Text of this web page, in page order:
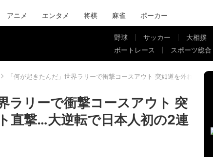
アニメ エンタメ 将棋 麻雀 ポーカー
野球 サッカー 大相撲
ボートレース
スポーツ総合
「何が起きたんだ」世界ラリーで衝撃コースアウト 突如道を外れコン
ラリーで衝撃コースアウト 突
直撃…大逆転で日本人初の2連